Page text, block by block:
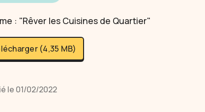
: "Rêver les Cuisines de Quartier"
(4,35 MB)
le 01/02/2022